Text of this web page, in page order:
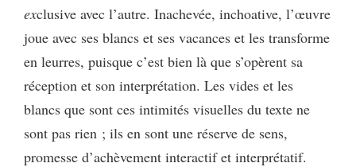
exclusive avec l’autre. Inachevée, inchoative, l’œuvre
joue avec ses blancs et ses vacances et les transforme
en leurres, puisque c’est bien là que s’opèrent sa
réception et son interprétation. Les vides et les
blancs que sont ces intimités visuelles du texte ne
sont pas rien ; ils en sont une réserve de sens,
promesse d’achèvement interactif et interprétatif.